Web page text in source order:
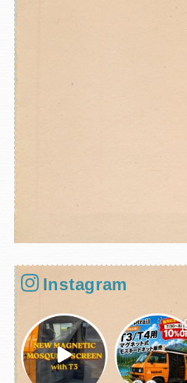
Instagram